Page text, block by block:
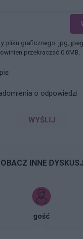
pliku graficznego: jpg,
przekraczać 0.6MB.
o odpowiedzi
WYŚLIJ
INNE
gość